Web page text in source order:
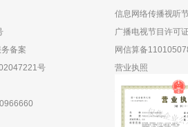
备案
号
信息网络传播视听
广播电视节目许可
网信算备
营业执照